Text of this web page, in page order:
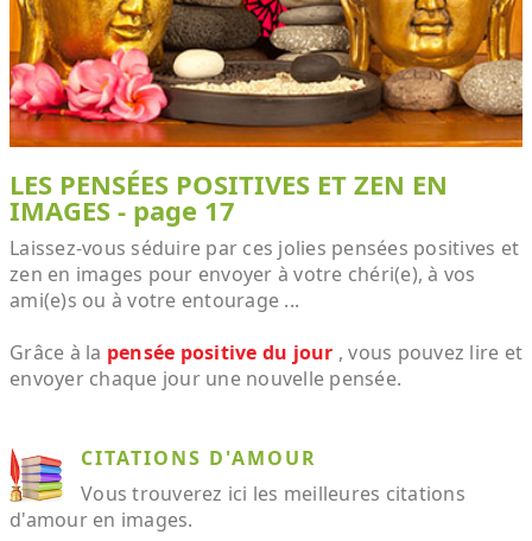
LES PENSÉES POSITIVES ET ZEN EN
IMAGES - page 17
Laissez-vous séduire par ces jolies pensées positives et
zen en images pour envoyer à votre chéri(e), à vos
ami(e)s ou à votre entourage ...
Grâce à la pensée positive du jour , vous pouvez lire et
envoyer chaque jour une nouvelle pensée.
CITATIONS D'AMOUR
Vous trouverez ici les meilleures citations
d'amour en images.